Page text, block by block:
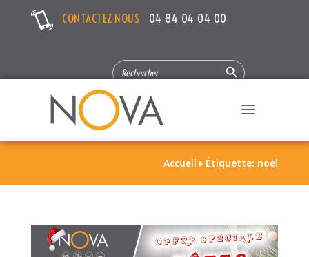
CONTACTEZ-NOUS 04 84 04 04 00
SEARCH
FOR:
Search Button
Accueil  Étiquette: noel